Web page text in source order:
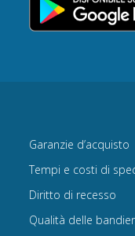
Garanzie d’acquisto
Tempi e costi di
Diritto di recesso
Qualità delle